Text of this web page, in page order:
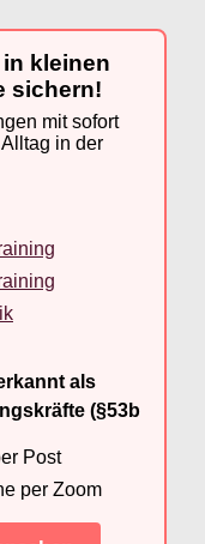
kleinen
sichern!
mit sofort
in der
als
(§53b
Post
per Zoom